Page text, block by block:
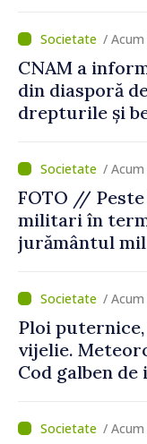
/ Acum
CNAM a
din diasporă
drepturile și
/ Acum
FOTO // Peste
militari în
jurământul
/ Acum
Ploi
vijelie.
Cod galben
/ Acum